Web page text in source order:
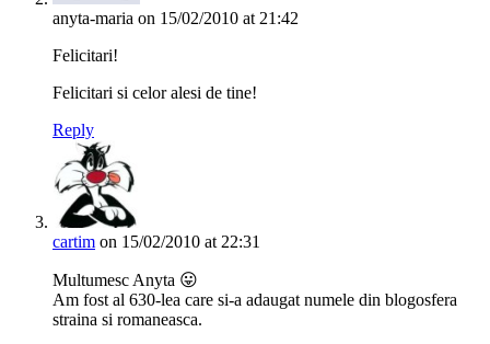
anyta-maria on 15/02/2010 at 21:42
Felicitari!
Felicitari si celor alesi de tine!
Reply
cartim on 15/02/2010 at 22:31
Multumesc Anyta 😛
Am fost al 630-lea care si-a adaugat numele din blogosfera
straina si romaneasca.